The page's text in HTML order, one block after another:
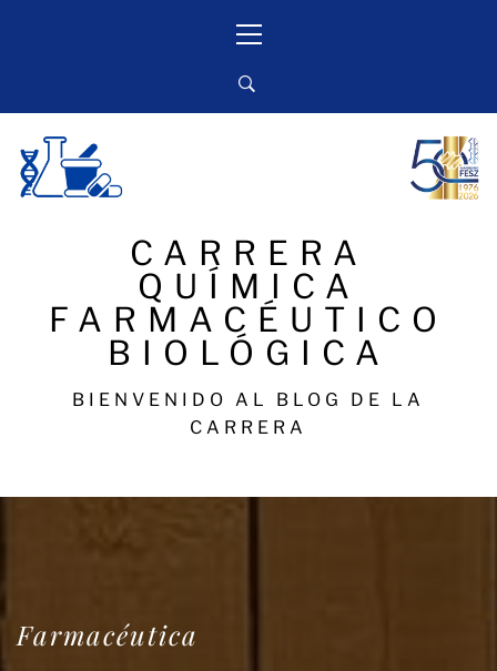
Primario
CARRERA
QUÍMICA
FARMACÉUTICO
BIOLÓGICA
BIENVENIDO AL BLOG DE LA
CARRERA
Farmacéutica